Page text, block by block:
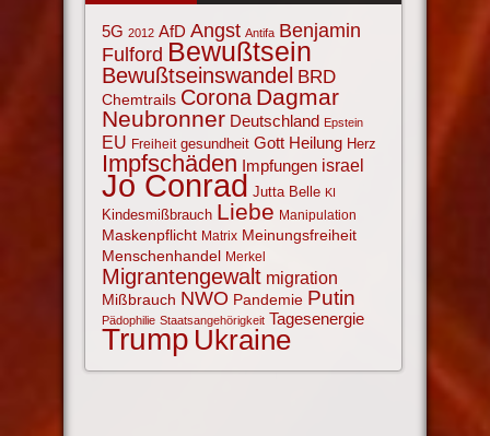
5G 2012 AfD Angst Antifa Benjamin
Fulford Bewußtsein
Bewußtseinswandel BRD
Chemtrails Corona Dagmar
Neubronner Deutschland Epstein
EU Freiheit gesundheit Gott Heilung Herz
Impfschäden Impfungen israel
Jo Conrad Jutta Belle KI
Kindesmißbrauch Liebe Manipulation
Maskenpflicht Matrix Meinungsfreiheit
Menschenhandel Merkel
Migrantengewalt migration
Mißbrauch NWO Pandemie Putin
Pädophilie Staatsangehörigkeit Tagesenergie
Trump Ukraine